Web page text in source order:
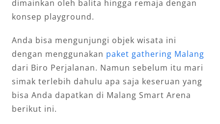
dimainkan oleh balita hingga remaja dengan
konsep playground.
Anda bisa mengunjungi objek wisata ini
dengan menggunakan paket gathering Malang
dari Biro Perjalanan. Namun sebelum itu mari
simak terlebih dahulu apa saja keseruan yang
bisa Anda dapatkan di Malang Smart Arena
berikut ini.